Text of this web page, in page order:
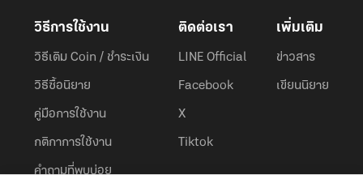
วิธีการใช้งาน
วิธีเติม Coin / ชำระเงิน
วิธีซื้อนิยาย
คู่มือการใช้งาน
กติกาการใช้งาน
คำถามที่พบบ่อย
ติดต่อเรา
LINE Official
Facebook
X
Tiktok
เพิ่มเติม
ข่าวสาร
เขียนนิยาย